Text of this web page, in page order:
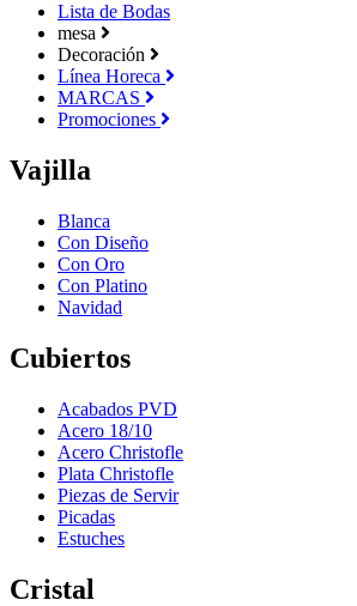
Lista de Bodas
mesa
Decoración
Línea Horeca
MARCAS
Promociones
Vajilla
Blanca
Con Diseño
Con Oro
Con Platino
Navidad
Cubiertos
Acabados PVD
Acero 18/10
Acero Christofle
Plata Christofle
Piezas de Servir
Picadas
Estuches
Cristal